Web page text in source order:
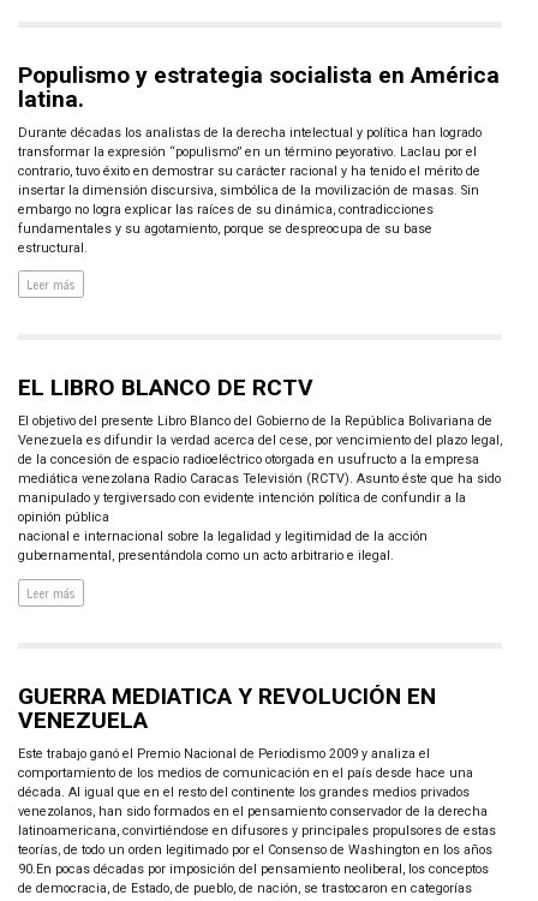
Populismo y estrategia socialista en América
latina.
Durante décadas los analistas de la derecha intelectual y política han logrado
transformar la expresión “populismo” en un término peyorativo. Laclau por el
contrario, tuvo éxito en demostrar su carácter racional y ha tenido el mérito de
insertar la dimensión discursiva, simbólica de la movilización de masas. Sin
embargo no logra explicar las raíces de su dinámica, contradicciones
fundamentales y su agotamiento, porque se despreocupa de su base
estructural.
Leer más
EL LIBRO BLANCO DE RCTV
El objetivo del presente Libro Blanco del Gobierno de la República Bolivariana de
Venezuela es difundir la verdad acerca del cese, por vencimiento del plazo legal,
de la concesión de espacio radioeléctrico otorgada en usufructo a la empresa
mediática venezolana Radio Caracas Televisión (RCTV). Asunto éste que ha sido
manipulado y tergiversado con evidente intención política de confundir a la
opinión pública
nacional e internacional sobre la legalidad y legitimidad de la acción
gubernamental, presentándola como un acto arbitrario e ilegal.
Leer más
GUERRA MEDIATICA Y REVOLUCIÓN EN
VENEZUELA
Este trabajo ganó el Premio Nacional de Periodismo 2009 y analiza el
comportamiento de los medios de comunicación en el país desde hace una
década. Al igual que en el resto del continente los grandes medios privados
venezolanos, han sido formados en el pensamiento conservador de la derecha
latinoamericana, convirtiéndose en difusores y principales propulsores de estas
teorías, de todo un orden legitimado por el Consenso de Washington en los años
90.En pocas décadas por imposición del pensamiento neoliberal, los conceptos
de democracia, de Estado, de pueblo, de nación, se trastocaron en categorías